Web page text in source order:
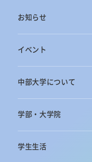
お知らせ
イベント
中部大学について
学部・大学院
学生生活